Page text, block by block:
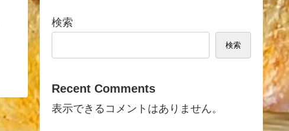
検索
検索
Recent Comments
表示できるコメントはありません。